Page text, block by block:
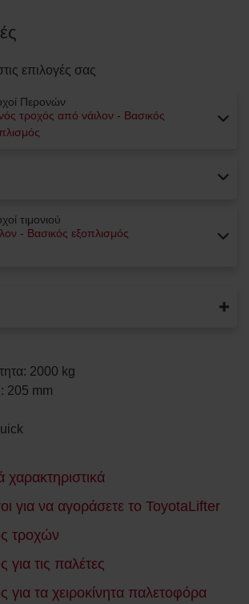
επιλογές σας
Περονών
τροχός από νάιλον - Βασικός
τιμονιού
- Βασικός εξοπλισμός
: 2000 kg
: 205 mm
χαρακτηριστικά
για να αγοράσετε το ToyotaLifter
τροχών
για τις παλέτες
για τα χειροκίνητα παλετοφόρα